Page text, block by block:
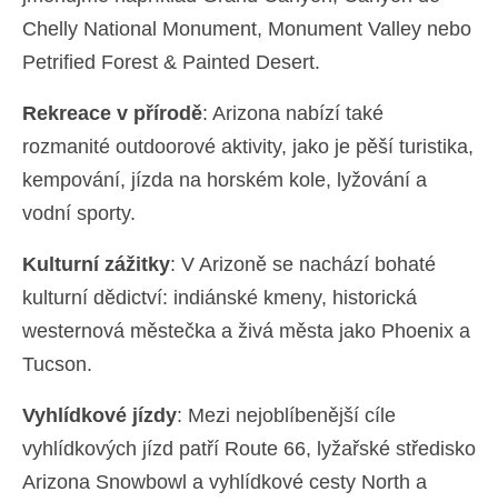
Chelly National Monument, Monument Valley nebo
Petrified Forest & Painted Desert.
Rekreace v přírodě: Arizona nabízí také
rozmanité outdoorové aktivity, jako je pěší turistika,
kempování, jízda na horském kole, lyžování a
vodní sporty.
Kulturní zážitky: V Arizoně se nachází bohaté
kulturní dědictví: indiánské kmeny, historická
westernová městečka a živá města jako Phoenix a
Tucson.
Vyhlídkové jízdy: Mezi nejoblíbenější cíle
vyhlídkových jízd patří Route 66, lyžařské středisko
Arizona Snowbowl a vyhlídkové cesty North a